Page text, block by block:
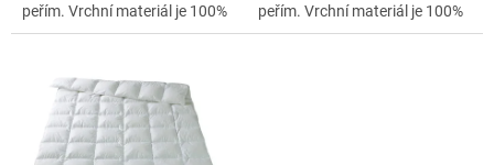
peřím. Vrchní materiál je 100%
stříbrný batist. Velikost je 260 x
peřím. Vrchní materiál je 100%
stříbrný batist. Velikost je 260 x